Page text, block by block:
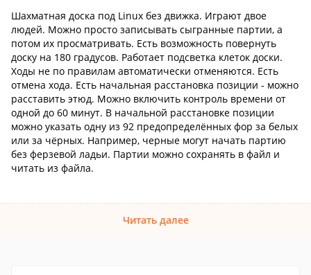
Шахматная доска под Linux без движка. Играют двое
людей. Можно просто записывать сыгранные партии, а
потом их просматривать. Есть возможность повернуть
доску на 180 градусов. Работает подсветка клеток доски.
Ходы не по правилам автоматически отменяются. Есть
отмена хода. Есть начальная расстановка позиции - можно
расставить этюд. Можно включить контроль времени от
одной до 60 минут. В начальной расстановке позиции
можно указать одну из 92 предопределённых фор за белых
или за чёрных. Например, черные могут начать партию
без ферзевой ладьи. Партии можно сохранять в файл и
читать из файла.
Читать далее